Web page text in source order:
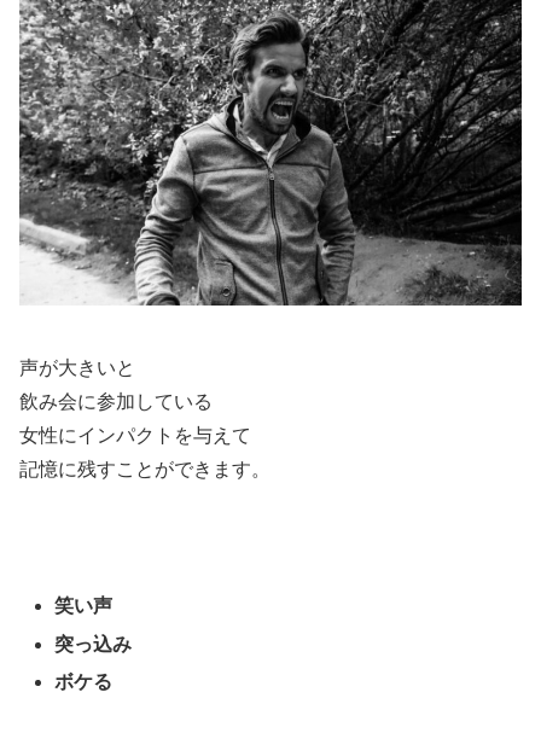
声が大きいと
飲み会に参加している
女性にインパクトを与えて
記憶に残すことができます。
笑い声
突っ込み
ボケる